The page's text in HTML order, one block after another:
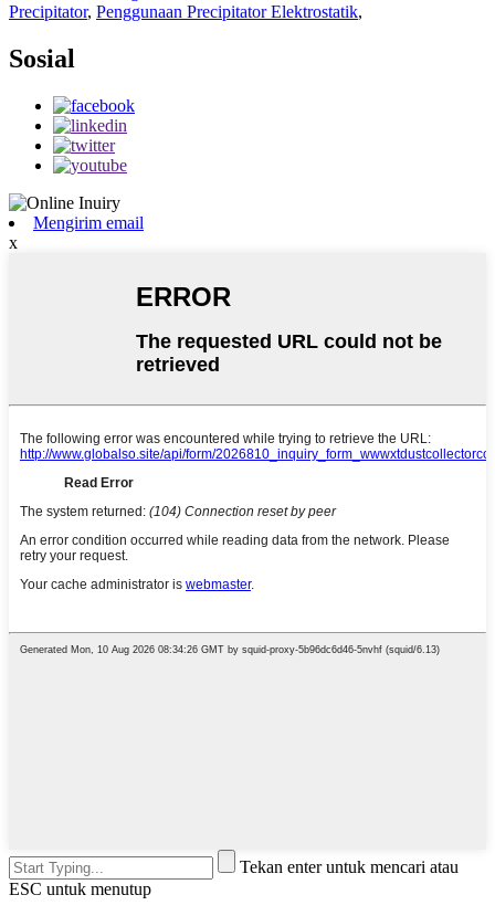
Precipitator, Penggunaan Precipitator Elektrostatik,
Sosial
Mengirim email
x
Tekan enter untuk mencari atau
ESC untuk menutup